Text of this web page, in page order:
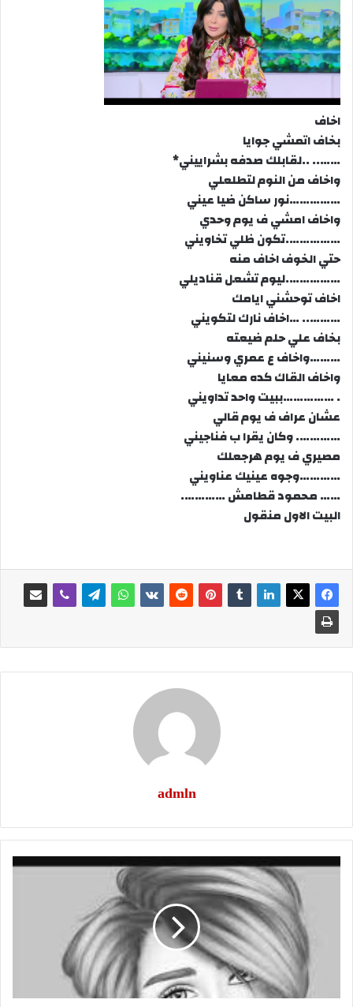
اخاف
بخاف اتمشي جوايا
…….. ..لقابلك صدفه بشراييني*
واخاف من النوم لتطلعلي
……………نور ساكن ضيا عيني
واخاف امشي ف يوم وحدي
…………….تكون ظلي تخاويني
حتي الخوف اخاف منه
…………….ليوم تشعل قناديلي
اخاف توحشني ايامك
……….. …اخاف نارك لتكويني
بخاف علي حلم ضيعته
………واخاف ع عمري وسنيني
واخاف القاك كده معايا
. ……………ببيت واحد تداويني
عشان عراف ف يوم قالي
…………. وكان يقرا ب فناجيني
مصيري ف يوم هرجعلك
…………وجوه عينيك عناويني
…… محمود قطامش ………….
البيت الاول منقول
admln
يابياعين